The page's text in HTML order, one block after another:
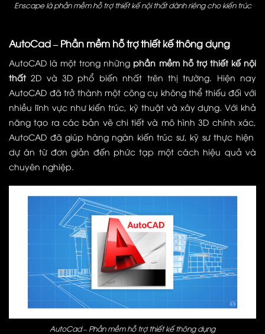
Enscape là phần mềm hỗ trợ thiết kế nội thất dành riêng cho kiến trúc
AutoCad – Phần mềm hỗ trợ thiết kế thông dụng
AutoCAD là một trong nhữngphần mềm hỗ trợ thiết kế nội
thất2D và 3D phổ biến nhất trên thị trường. Hiện nay
AutoCAD đã trở thành một công cụ không thể thiếu đối với
nhiều lĩnh vực như kiến trúc, kỹ thuật và xây dựng. Với khả
năng tạo ra các bản vẽ chi tiết và mô hình 3D chính xác,
AutoCAD đã giúp hàng ngàn kiến trúc sư, kỹ sư thực hiện
dự án từ đơn giản đến phức tạp một cách hiệu quả và
chuyên nghiệp.
AutoCad – Phần mềm hỗ trợ thiết kế thông dụng